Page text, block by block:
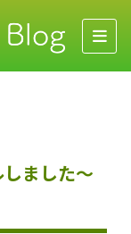
ました〜